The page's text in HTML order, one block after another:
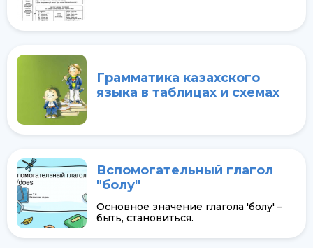
Грамматика казахского
языка в таблицах и схемах
Вспомогательный глагол
"болу"
Основное значение глагола 'болу' –
быть, становиться.